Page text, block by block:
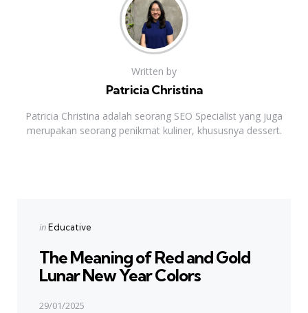
Written by
Patricia Christina
Patricia Christina adalah seorang SEO Specialist yang juga
merupakan seorang penikmat kuliner, khususnya dessert.
Posted
inEducative
The Meaning of Red and Gold
Lunar New Year Colors
29/01/2025